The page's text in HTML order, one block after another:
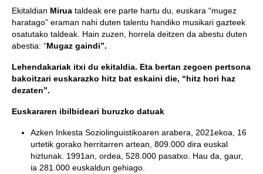
Ekitaldian Mirua taldeak ere parte hartu du, euskara “mugez
haratago” eraman nahi duten talentu handiko musikari gazteek
osatutako taldeak. Hain zuzen, horrela deitzen da abestu duten
abestia: “Mugaz gaindi”.
Lehendakariak itxi du ekitaldia. Eta bertan zegoen pertsona
bakoitzari euskarazko hitz bat eskaini die, “hitz hori haz
dezaten”.
Euskararen ibilbideari buruzko datuak
Azken Inkesta Soziolinguistikoaren arabera, 2021ekoa, 16
urtetik gorako herritarren artean, 809.000 dira euskal
hiztunak. 1991an, ordea, 528.000 pasatxo. Hau da, gaur,
ia 281.000 euskaldun gehiago.